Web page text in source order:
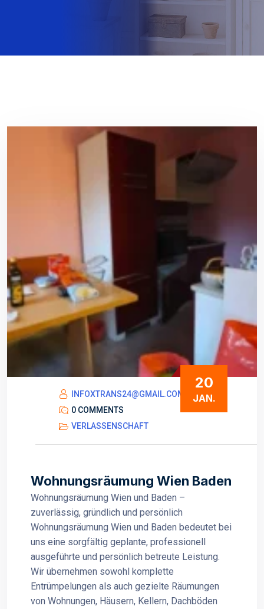
20
JAN.
INFOXTRANS24@GMAIL.COM
0 COMMENTS
VERLASSENSCHAFT
Wohnungsräumung Wien Baden
Wohnungsräumung Wien und Baden –
zuverlässig, gründlich und persönlich
Wohnungsräumung Wien und Baden bedeutet bei
uns eine sorgfältig geplante, professionell
ausgeführte und persönlich betreute Leistung.
Wir übernehmen sowohl komplette
Entrümpelungen als auch gezielte Räumungen
von Wohnungen, Häusern, Kellern, Dachböden